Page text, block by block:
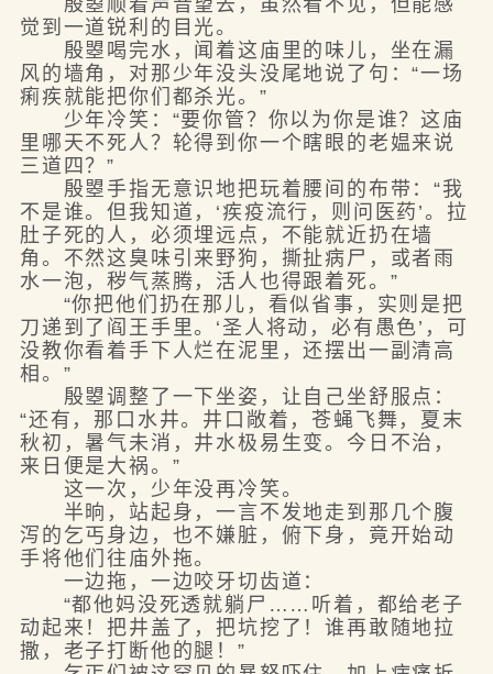
殷曌顺着声音望去，虽然看不见，但能感
觉到一道锐利的目光。
殷曌喝完水，闻着这庙里的味儿，坐在漏
风的墙角，对那少年没头没尾地说了句：“一场
痢疾就能把你们都杀光。”
少年冷笑：“要你管？你以为你是谁？这庙
里哪天不死人？轮得到你一个瞎眼的老媪来说
三道四？”
殷曌手指无意识地把玩着腰间的布带：“我
不是谁。但我知道，‘疾疫流行，则问医药’。拉
肚子死的人，必须埋远点，不能就近扔在墙
角。不然这臭味引来野狗，撕扯病尸，或者雨
水一泡，秽气蒸腾，活人也得跟着死。”
“你把他们扔在那儿，看似省事，实则是把
刀递到了阎王手里。‘圣人将动，必有愚色’，可
没教你看着手下人烂在泥里，还摆出一副清高
相。”
殷曌调整了一下坐姿，让自己坐舒服点：
“还有，那口水井。井口敞着，苍蝇飞舞，夏末
秋初，暑气未消，井水极易生变。今日不治，
来日便是大祸。”
这一次，少年没再冷笑。
半晌，站起身，一言不发地走到那几个腹
泻的乞丐身边，也不嫌脏，俯下身，竟开始动
手将他们往庙外拖。
一边拖，一边咬牙切齿道：
“都他妈没死透就躺尸……听着，都给老子
动起来！把井盖了，把坑挖了！谁再敢随地拉
撒，老子打断他的腿！”